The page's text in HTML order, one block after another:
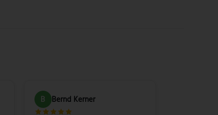
B Bernd Kerner